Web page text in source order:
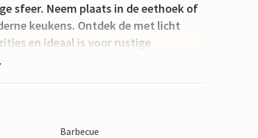
sfeer. Neem plaats in de eethoek of
keukens. Ontdek de met licht
en ideaal is voor rustige
ideale plekken om te
van de ligstoelen bij het zwembad.
Barbecue